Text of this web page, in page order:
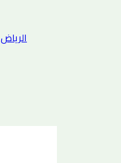
الرياض